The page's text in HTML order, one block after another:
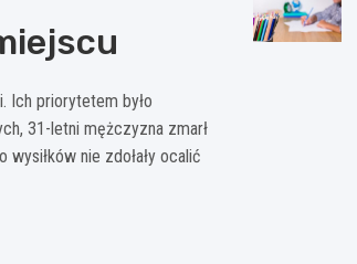
Ich priorytetem było
31-letni mężczyzna zmarł
nie zdołały ocalić